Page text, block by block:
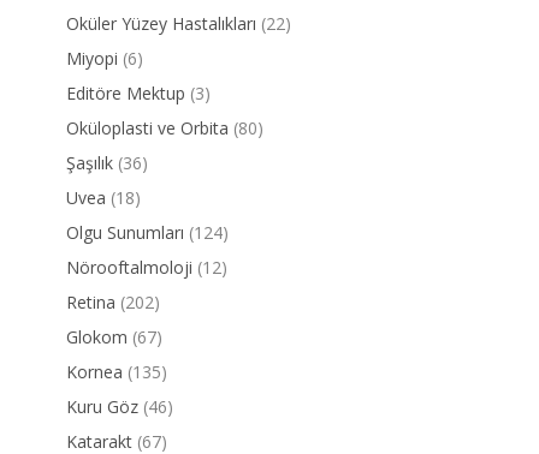
Oküler Yüzey Hastalıkları (22)
Miyopi (6)
Editöre Mektup (3)
Oküloplasti ve Orbita (80)
Şaşılık (36)
Uvea (18)
Olgu Sunumları (124)
Nörooftalmoloji (12)
Retina (202)
Glokom (67)
Kornea (135)
Kuru Göz (46)
Katarakt (67)